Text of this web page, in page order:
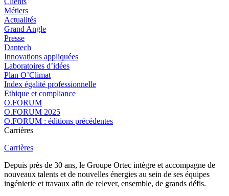
Métiers
Actualités
Grand Angle
Presse
Dantech
Innovations appliquées
Laboratoires d’idées
Plan O’Climat
Index égalité professionnelle
Ethique et compliance
O.FORUM
O.FORUM 2025
O.FORUM : éditions précédentes
Carrières
Carrières
Depuis près de 30 ans, le Groupe Ortec intègre et accompagne de
nouveaux talents et de nouvelles énergies au sein de ses équipes
ingénierie et travaux afin de relever, ensemble, de grands défis.